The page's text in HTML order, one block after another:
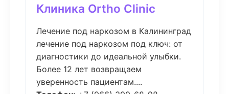
Клиника Ortho Clinic
Лечение под наркозом в Калининград
лечение под наркозом под ключ: от
диагностики до идеальной улыбки.
Более 12 лет возвращаем
уверенность пациентам....